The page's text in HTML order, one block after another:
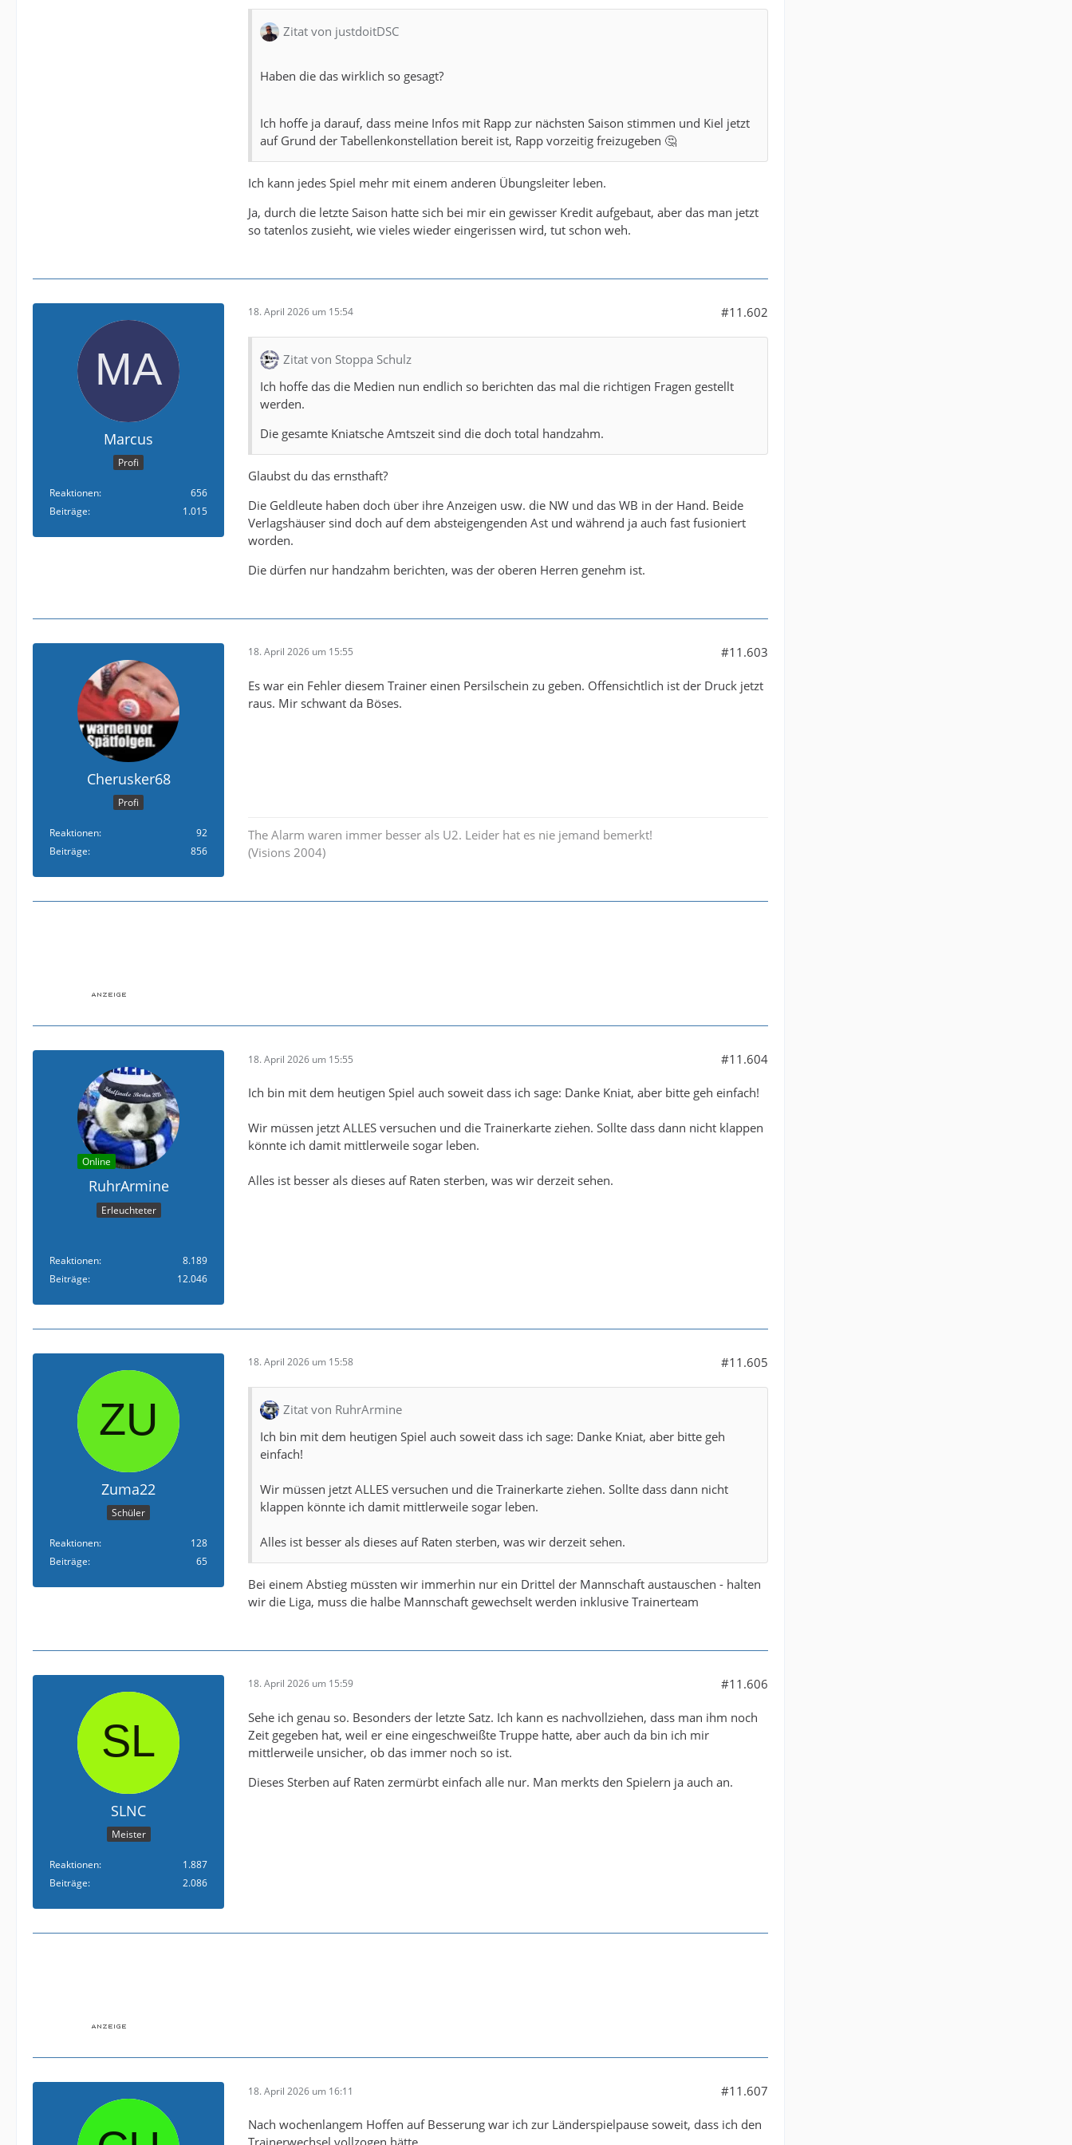
Zitat von justdoitDSC
Haben die das wirklich so gesagt?
Ich hoffe ja darauf, dass meine Infos mit Rapp zur nächsten Saison stimmen und Kiel jetzt
auf Grund der Tabellenkonstellation bereit ist, Rapp vorzeitig freizugeben 🤔
Ich kann jedes Spiel mehr mit einem anderen Übungsleiter leben.
Ja, durch die letzte Saison hatte sich bei mir ein gewisser Kredit aufgebaut, aber das man jetzt
so tatenlos zusieht, wie vieles wieder eingerissen wird, tut schon weh.
Marcus
Profi
Reaktionen
656
Beiträge
1.015
18. April 2026 um 15:54 #11.602
Zitat von Stoppa Schulz
Ich hoffe das die Medien nun endlich so berichten das mal die richtigen Fragen gestellt
werden.
Die gesamte Kniatsche Amtszeit sind die doch total handzahm.
Glaubst du das ernsthaft?
Die Geldleute haben doch über ihre Anzeigen usw. die NW und das WB in der Hand. Beide
Verlagshäuser sind doch auf dem absteigengenden Ast und während ja auch fast fusioniert
worden.
Die dürfen nur handzahm berichten, was der oberen Herren genehm ist.
Cherusker68
Profi
Reaktionen
92
Beiträge
856
18. April 2026 um 15:55 #11.603
Es war ein Fehler diesem Trainer einen Persilschein zu geben. Offensichtlich ist der Druck jetzt
raus. Mir schwant da Böses.
The Alarm waren immer besser als U2. Leider hat es nie jemand bemerkt!
(Visions 2004)
Online
RuhrArmine
Erleuchteter
Reaktionen
8.189
Beiträge
12.046
18. April 2026 um 15:55 #11.604
Ich bin mit dem heutigen Spiel auch soweit dass ich sage: Danke Kniat, aber bitte geh einfach!
Wir müssen jetzt ALLES versuchen und die Trainerkarte ziehen. Sollte dass dann nicht klappen
könnte ich damit mittlerweile sogar leben.
Alles ist besser als dieses auf Raten sterben, was wir derzeit sehen.
Zuma22
Schüler
Reaktionen
128
Beiträge
65
18. April 2026 um 15:58 #11.605
Zitat von RuhrArmine
Ich bin mit dem heutigen Spiel auch soweit dass ich sage: Danke Kniat, aber bitte geh
einfach!
Wir müssen jetzt ALLES versuchen und die Trainerkarte ziehen. Sollte dass dann nicht
klappen könnte ich damit mittlerweile sogar leben.
Alles ist besser als dieses auf Raten sterben, was wir derzeit sehen.
Bei einem Abstieg müssten wir immerhin nur ein Drittel der Mannschaft austauschen - halten
wir die Liga, muss die halbe Mannschaft gewechselt werden inklusive Trainerteam
SLNC
Meister
Reaktionen
1.887
Beiträge
2.086
18. April 2026 um 15:59 #11.606
Sehe ich genau so. Besonders der letzte Satz. Ich kann es nachvollziehen, dass man ihm noch
Zeit gegeben hat, weil er eine eingeschweißte Truppe hatte, aber auch da bin ich mir
mittlerweile unsicher, ob das immer noch so ist.
Dieses Sterben auf Raten zermürbt einfach alle nur. Man merkts den Spielern ja auch an.
18. April 2026 um 16:11 #11.607
Nach wochenlangem Hoffen auf Besserung war ich zur Länderspielpause soweit, dass ich den